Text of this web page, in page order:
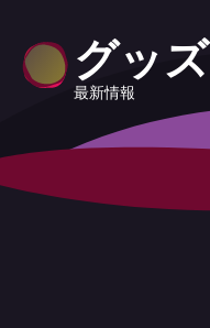
グッズ
最新情報